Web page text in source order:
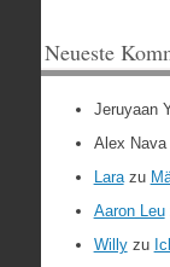
Neueste
Jeruyaan
Alex Nava
Larazu
Aaron Leu
Willyzu